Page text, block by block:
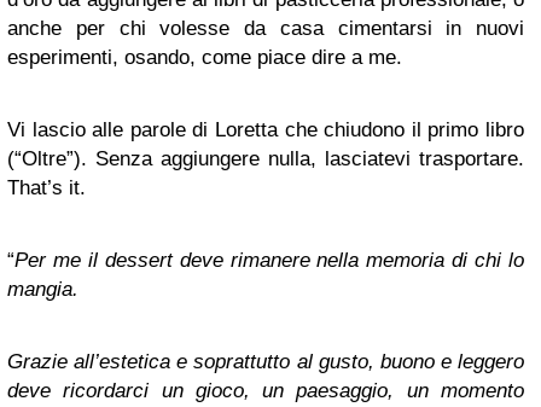
anche per chi volesse da casa cimentarsi in nuovi
esperimenti, osando, come piace dire a me.
Vi lascio alle parole di Loretta che chiudono il primo libro
(“Oltre”). Senza aggiungere nulla, lasciatevi trasportare.
That’s it.
“Per me il dessert deve rimanere nella memoria di chi lo
mangia.
Grazie all’estetica e soprattutto al gusto, buono e leggero
deve ricordarci un gioco, un paesaggio, un momento